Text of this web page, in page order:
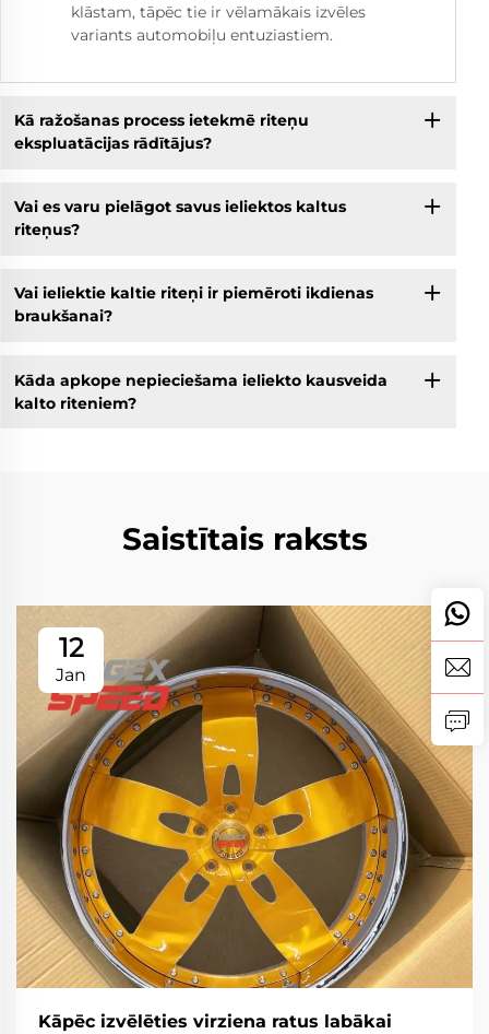
klāstam, tāpēc tie ir vēlamākais izvēles
variants automobiļu entuziastiem.
Kā ražošanas process ietekmē riteņu
ekspluatācijas rādītājus?
Vai es varu pielāgot savus ieliektos kaltus
riteņus?
Vai ieliektie kaltie riteņi ir piemēroti ikdienas
braukšanai?
Kāda apkope nepieciešama ieliekto kausveida
kalto riteniem?
Saistītais raksts
12
Jan
Kāpēc izvēlēties virziena ratus labākai